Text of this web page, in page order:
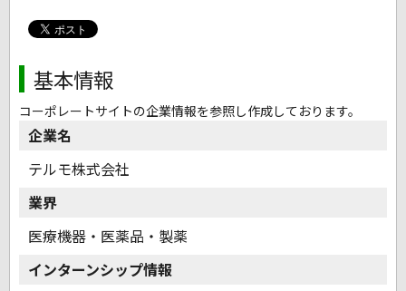
基本情報
コーポレートサイトの企業情報を参照し作成しております。
企業名
テルモ株式会社
業界
医療機器・医薬品・製薬
インターンシップ情報